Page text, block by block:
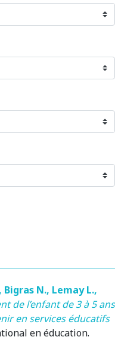
, Bigras N., Lemay L.,
de l’enfant de 3 à 5 ans
en services éducatifs
en éducation.